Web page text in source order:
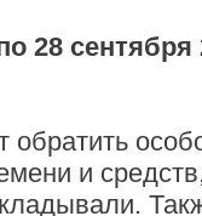
28 сентября
обратить
и